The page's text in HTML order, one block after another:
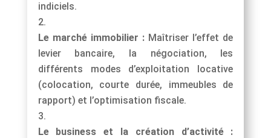
indiciels.
Le marché immobilier : Maîtriser l’effet de
levier bancaire, la négociation, les
différents modes d’exploitation locative
(colocation, courte durée, immeubles de
rapport) et l’optimisation fiscale.
Le business et la création d’activité :